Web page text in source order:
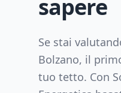
sapere
Se stai
Bolzano, il
tuo tetto. Con